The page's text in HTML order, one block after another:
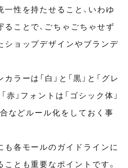
性を持たせること、いわゆ
ことで、ごちゃごちゃせず
ショップデザインやブランデ
ラーは「白」と「黒」と「グレ
赤」フォントは「ゴシック体」
合などルール化をしておく事
も各モールのガイドラインに
とも重要なポイントです。